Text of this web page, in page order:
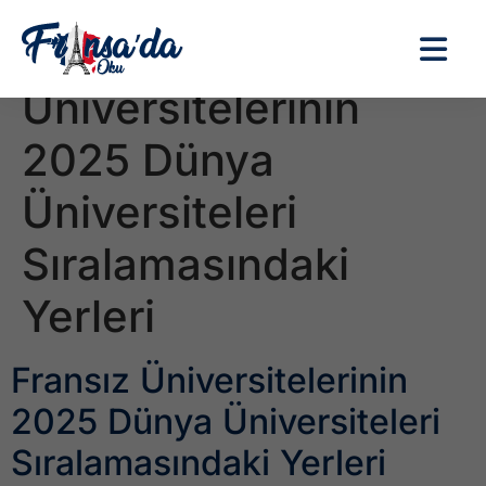
Etiket:Fransız
Üniversitelerinin
2025 Dünya
Üniversiteleri
Sıralamasındaki
Yerleri
Fransız Üniversitelerinin
2025 Dünya Üniversiteleri
Sıralamasındaki Yerleri